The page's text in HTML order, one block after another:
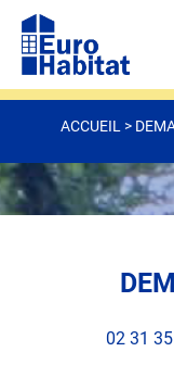
ACCUEIL >
02 31